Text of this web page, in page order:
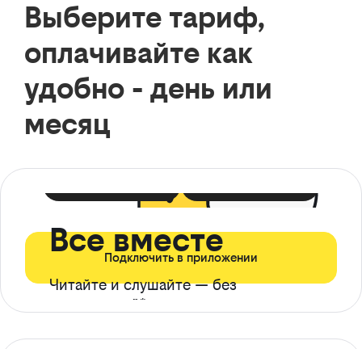
Выберите тариф,
оплачивайте как
удобно - день или
месяц
Все вместе
Читайте и слушайте — без
ограничений*
Подключить в приложении